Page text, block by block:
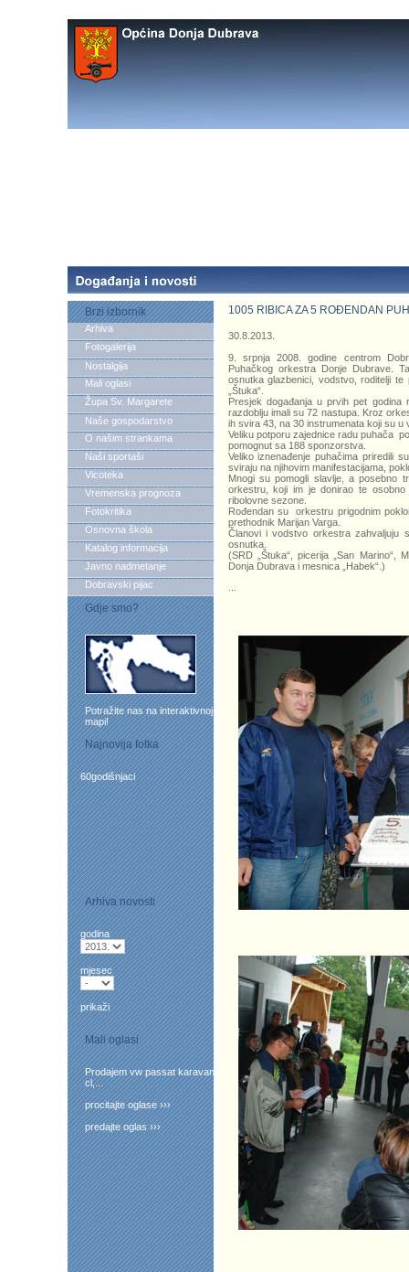
Brzi izbornik
Arhiva
Fotogalerija
Nostalgija
Mali oglasi
Župa Sv. Margarete
Naše gospodarstvo
O našim strankama
Naši sportaši
Vicoteka
Vremenska prognoza
Fotokritika
Osnovna škola
Katalog informacija
Javno nadmetanje
Dobravski pijac
Gdje smo?
Potražite nas na interaktivnoj
mapi!
Najnovija fotka
60godišnjaci
Arhiva novosti
godina
mjesec
prikaži
Mali oglasi
Prodajem vw passat karavan
cl,...
procitajte oglase ›››
predajte oglas ›››
1005 RIBICA ZA 5 ROĐENDAN
30.8.2013.
9. srpnja 2008. godine centrom
Puhačkog orkestra Donje Dubrave.
osnutka glazbenici, vodstvo, roditelji
„Štuka“.
Presjek događanja u prvih pet
razdoblju imali su 72 nastupa. Kroz
ih svira 43, na 30 instrumenata koji su
Veliku potporu zajednice radu puhača
pomognut sa 188 sponzorstva.
Veliko iznenađenje puhačima priredili
sviraju na njihovim manifestacijama,
Mnogi su pomogli slavlje, a posebno
orkestru, koji im je donirao te
ribolovne sezone.
Rođendan su orkestru prigodnim
prethodnik Marijan Varga.
Članovi i vodstvo orkestra zahvaljuju
osnutka.
(SRD „Štuka“, picerija „San Marino“,
Donja Dubrava i mesnica „Habek“.)